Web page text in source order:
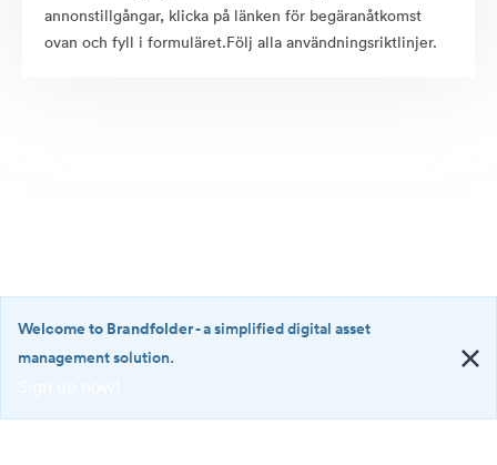
annonstillgångar, klicka på länken för begäranåtkomst
ovan och fyll i formuläret.Följ alla användningsriktlinjer.
·
Welcome to Brandfolder- a simplified digital asset
management solution.